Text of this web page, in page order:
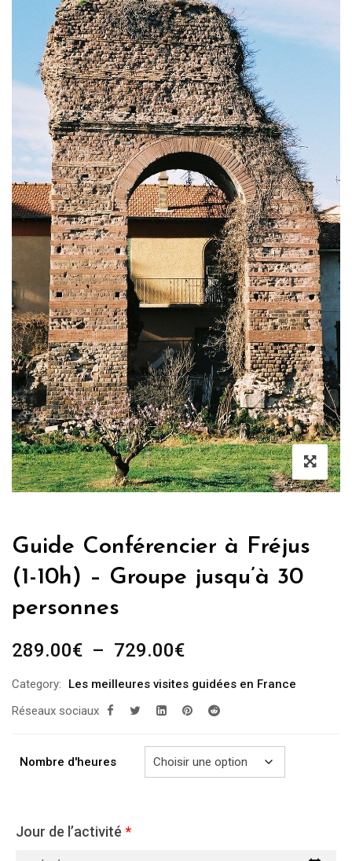
Guide Conférencier à Fréjus
(1-10h) – Groupe jusqu’à 30
personnes
289.00€ – 729.00€Plage
prix :
289.00€
729.00€
Category:
Les meilleures visites guidées en France
Réseaux sociaux
Nombre d'heures
Jour de l’activité *